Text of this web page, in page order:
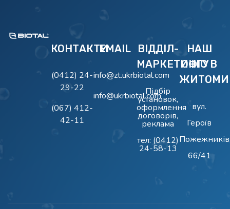
КОНТАКТИ
(0412) 24-
29-22
(067) 412-
42-11
EMAIL
info@zt.ukrbiotal.com
info@ukrbiotal.com
ВІДДІЛ-
МАРКЕТИНГУ
Підбір
установок,
оформлення
договорів,
реклама
тел: (0412)
24-58-13
НАШ
ОФІС В
вул.
Героїв
66/41